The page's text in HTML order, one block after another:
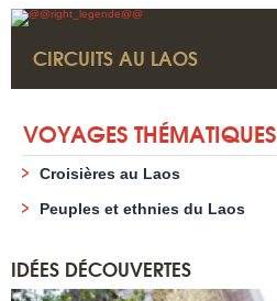
CIRCUITS AU LAOS
VOYAGES THÉMATIQUES
Croisières au Laos
Peuples et ethnies du Laos
IDÉES DÉCOUVERTES